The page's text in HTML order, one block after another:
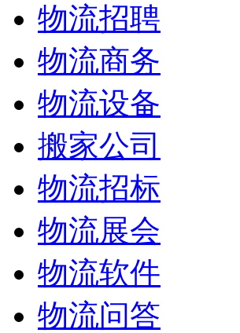
物流招聘
物流商务
物流设备
搬家公司
物流招标
物流展会
物流软件
物流问答